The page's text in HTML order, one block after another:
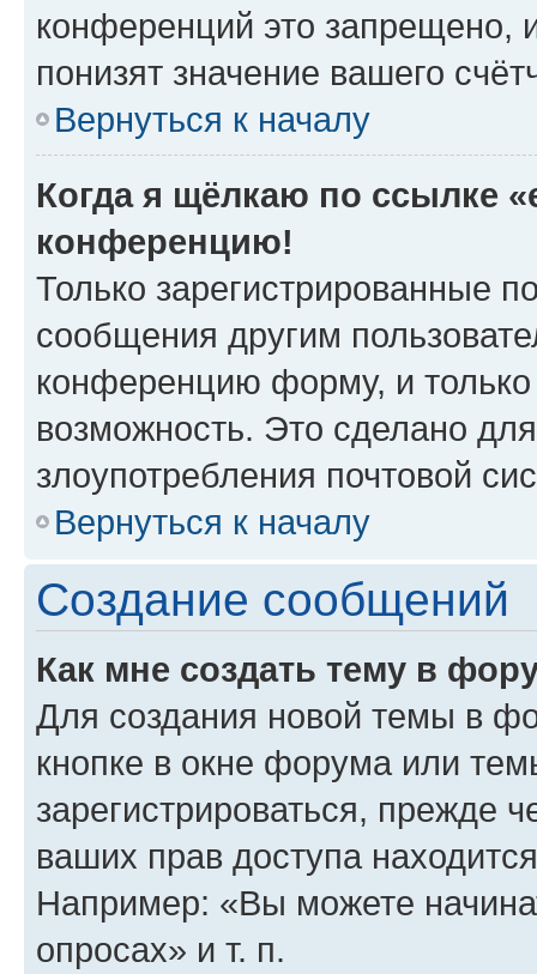
конференций это запрещено,
понизят значение вашего
Вернуться к началу
Когда я щёлкаю по ссылке
конференцию!
Только зарегистрированные
сообщения другим
конференцию форму, и
возможность. Это сделано
злоупотребления почтовой
Вернуться к началу
Создание сообщений
Как мне создать тему в
Для создания новой темы в
кнопке в окне форума или
зарегистрироваться, прежде
ваших прав доступа
Например: «Вы можете
опросах» и т. п.